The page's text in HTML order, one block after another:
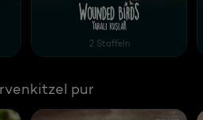
Wounded Birds - Yarali
2 Staffeln
pur